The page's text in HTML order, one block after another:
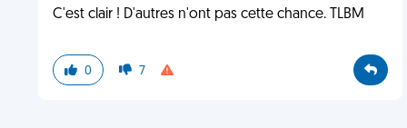
C'est clair ! D'autres n'ont pas cette chance. TLBM
0 7